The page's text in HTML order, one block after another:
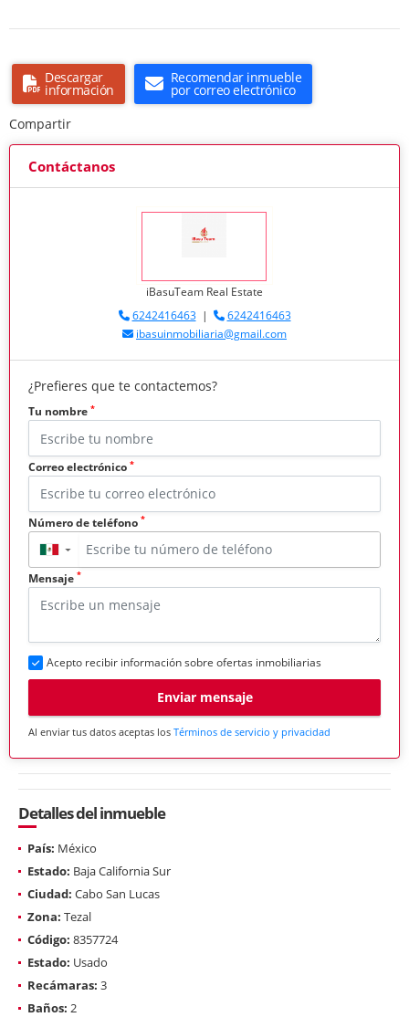
Descargar
información
Recomendar inmueble
por correo electrónico
Compartir
Contáctanos
iBasuTeam Real Estate
6242416463|
6242416463
ibasuinmobiliaria@gmail.com
¿Prefieres que te contactemos?
Tu nombre *
Correo electrónico *
Número de teléfono *
▼
Mensaje *
Acepto recibir información sobre ofertas inmobiliarias
Enviar mensaje
Al enviar tus datos aceptas los Términos de servicio y privacidad
Detalles del inmueble
País: México
Estado: Baja California Sur
Ciudad: Cabo San Lucas
Zona: Tezal
Código: 8357724
Estado: Usado
Recámaras: 3
Baños: 2